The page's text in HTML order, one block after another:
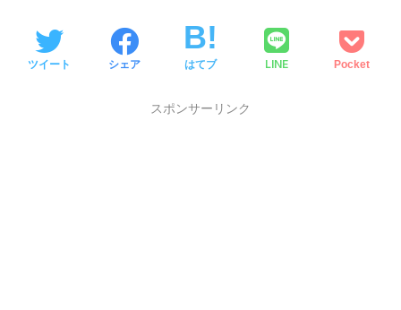
ツイート シェア はてブ LINE Pocket
スポンサーリンク